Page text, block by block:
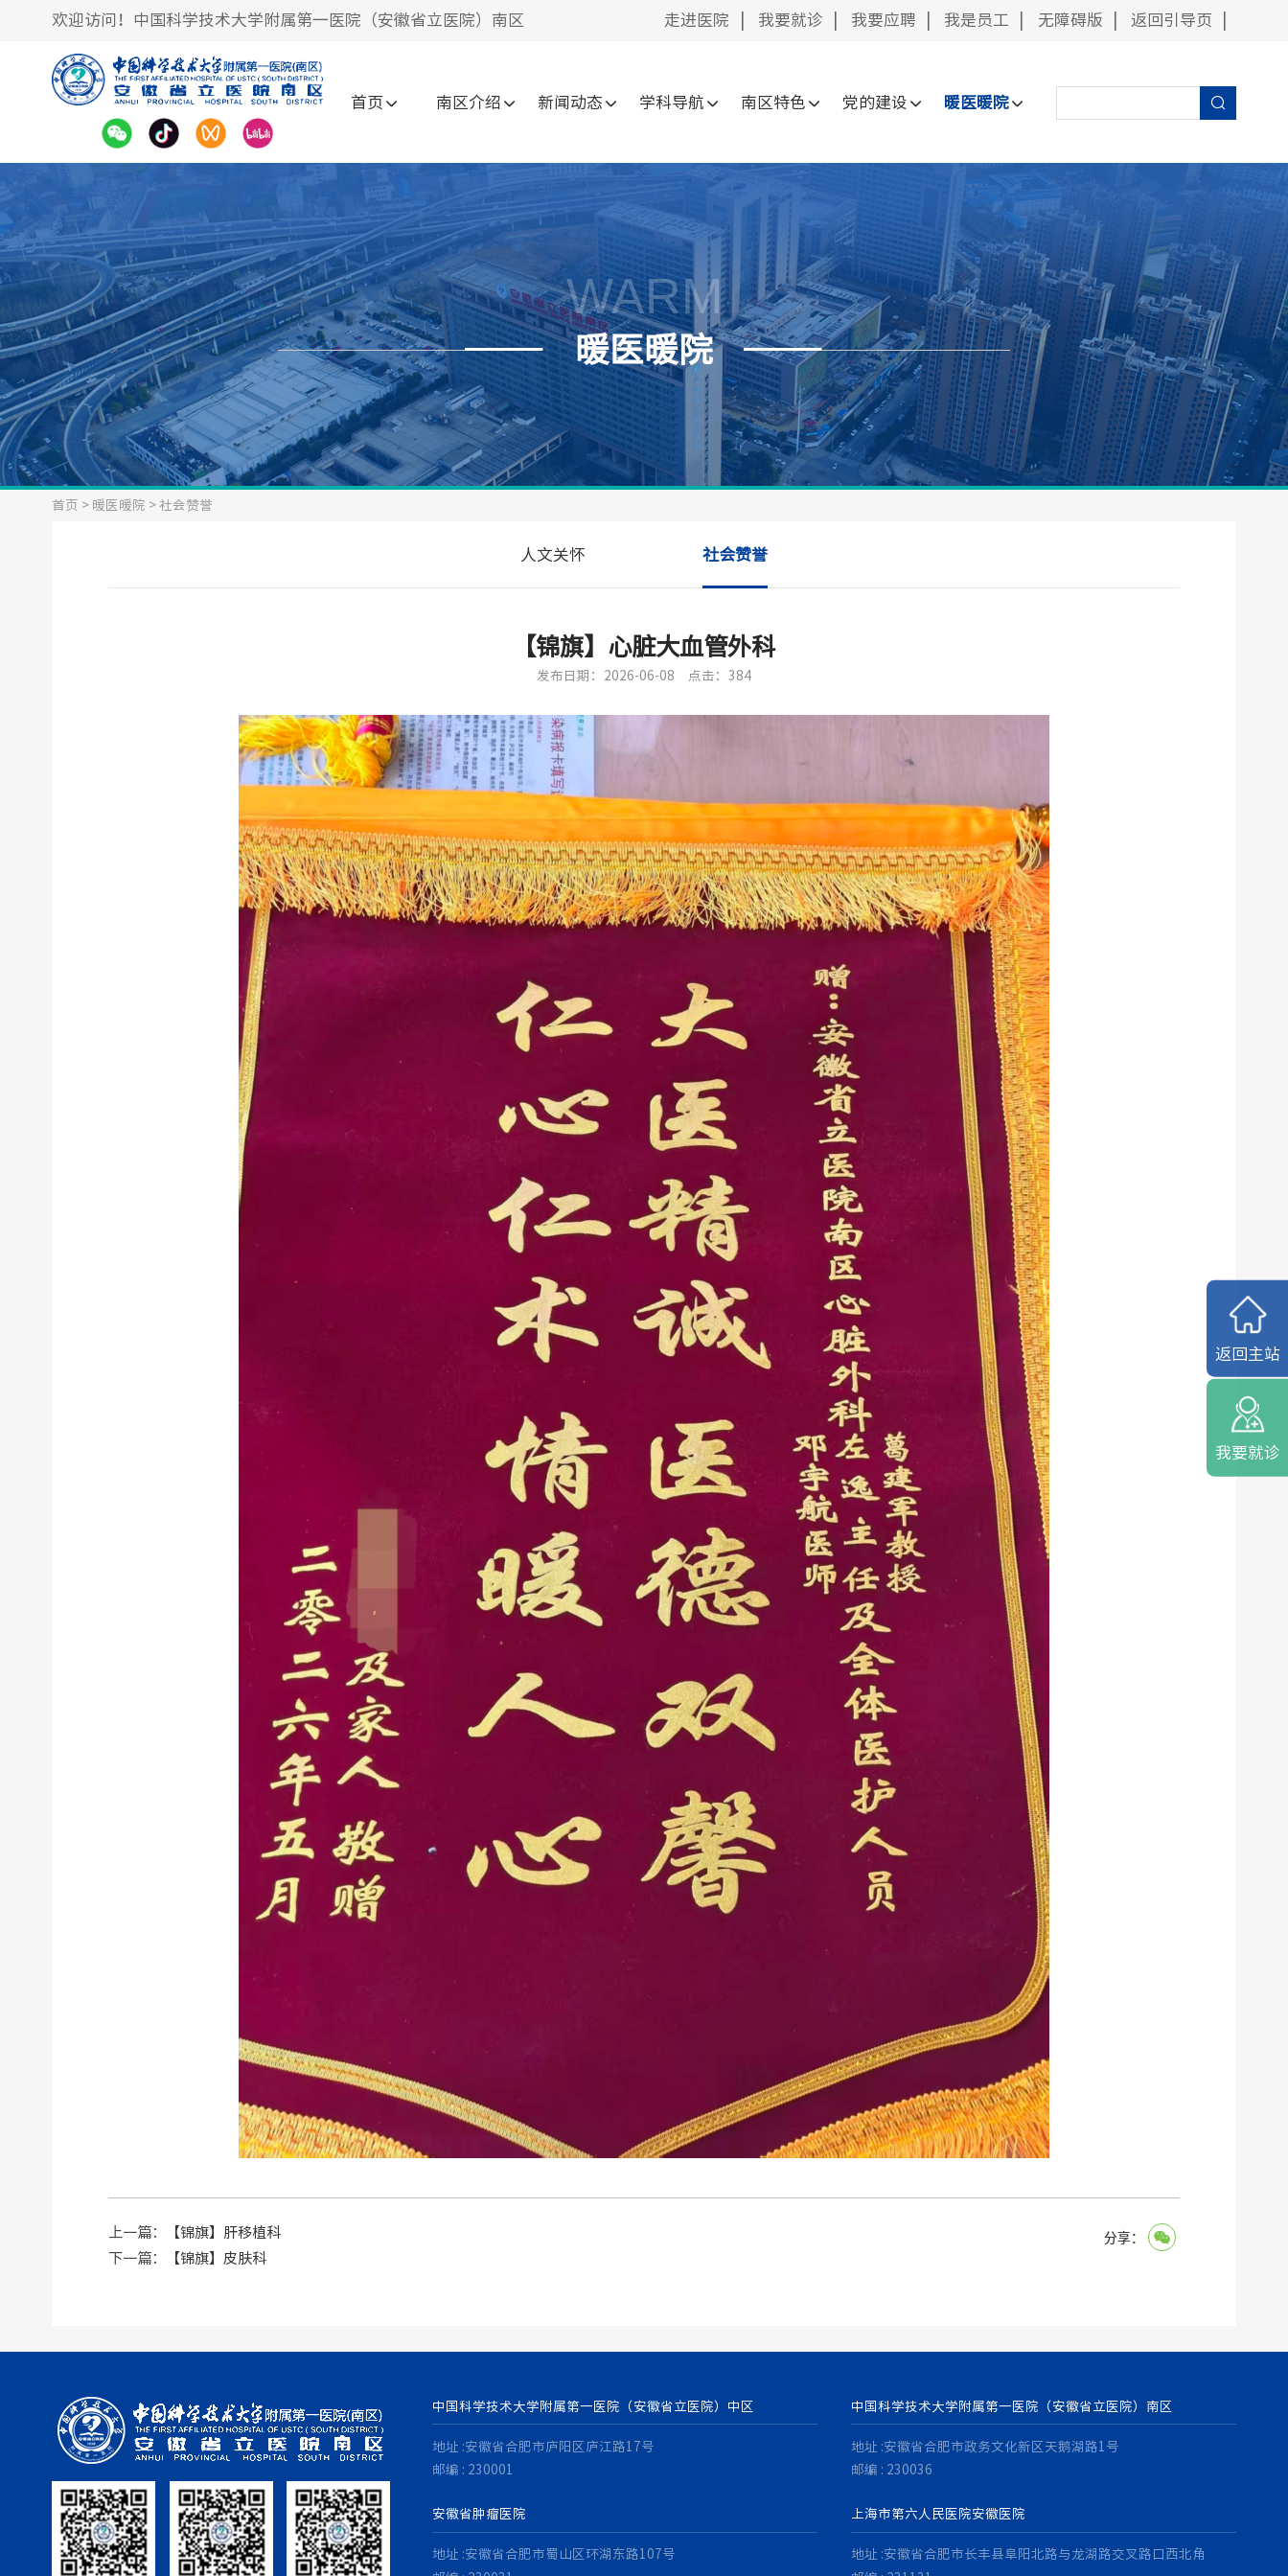
欢迎访问！中国科学技术大学附属第一医院（安徽省立医院）南区 走进医院 我要就诊 我要应聘 我是员工 无障碍版 返回引导页
首页 南区介绍 新闻动态 学科导航 南区特色 党的建设 暖医暖院
WARM
暖医暖院
首页 > 暖医暖院 > 社会赞誉
人文关怀 社会赞誉
【锦旗】心脏大血管外科
发布日期：2026-06-08 点击：384
分享：
上一篇：
【锦旗】肝移植科
下一篇：
【锦旗】皮肤科
中国科学技术大学附属第一医院（安徽省立医院）中区
地址 :安徽省合肥市庐阳区庐江路17号
邮编 : 230001
中国科学技术大学附属第一医院（安徽省立医院）南区
地址 :安徽省合肥市政务文化新区天鹅湖路1号
邮编 : 230036
安徽省肿瘤医院
地址 :安徽省合肥市蜀山区环湖东路107号
上海市第六人民医院安徽医院
地址 :安徽省合肥市长丰县阜阳北路与龙湖路交叉路口西北角
返回主站
我要就诊